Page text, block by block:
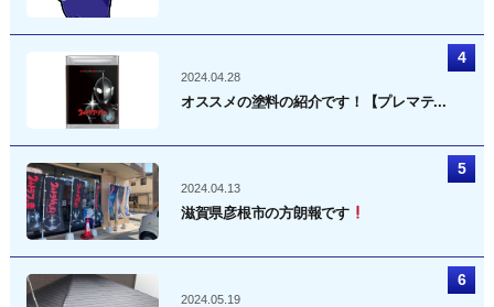
2024.04.28
オススメの塗料の紹介です！【プレマテ...
2024.04.13
滋賀県彦根市の方朗報です
2024.05.19